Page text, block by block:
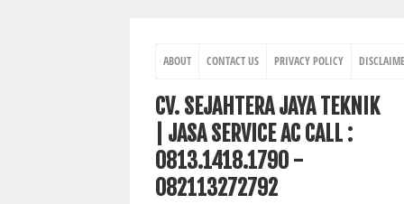
ABOUT CONTACT US PRIVACY POLICY
CV. SEJAHTERA JAYA TEKNIK
| JASA SERVICE AC CALL :
0813.1418.1790 -
082113272792